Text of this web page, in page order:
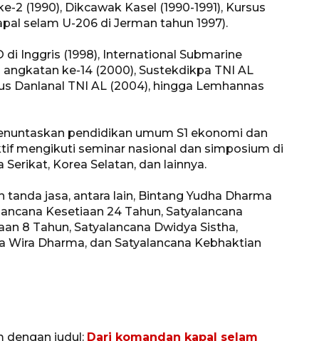
(1990), Dikcawak Kasel (1990-1991), Kursus
selam U-206 di Jerman tahun 1997).
Inggris (1998), International Submarine
ke-14 (2000), Sustekdikpa TNI AL
Danlanal TNI AL (2004), hingga Lemhannas
pendidikan umum S1 ekonomi dan
mengikuti seminar nasional dan simposium di
Korea Selatan, dan lainnya.
jasa, antara lain, Bintang Yudha Dharma
Kesetiaan 24 Tahun, Satyalancana
8 Tahun, Satyalancana Dwidya Sistha,
Wira Dharma, dan Satyalancana Kebhaktian
dengan judul: Dari komandan kapal selam